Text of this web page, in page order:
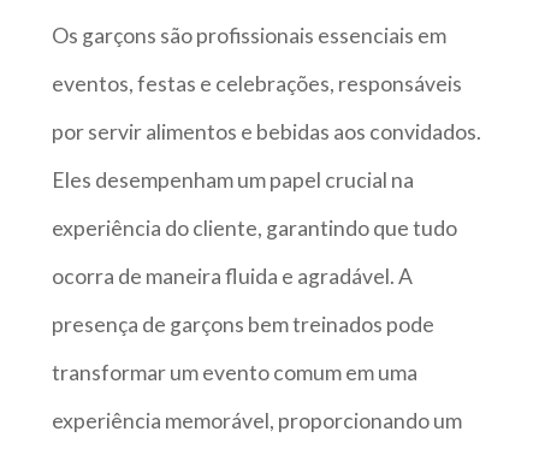
Os garçons são profissionais essenciais em
eventos, festas e celebrações, responsáveis
por servir alimentos e bebidas aos convidados.
Eles desempenham um papel crucial na
experiência do cliente, garantindo que tudo
ocorra de maneira fluida e agradável. A
presença de garçons bem treinados pode
transformar um evento comum em uma
experiência memorável, proporcionando um